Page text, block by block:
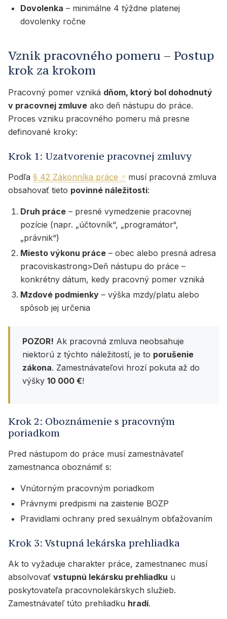
Dovolenka – minimálne 4 týždne platenej
dovolenky ročne
Vznik pracovného pomeru – Postup
krok za krokom
Pracovný pomer vzniká dňom, ktorý bol dohodnutý
v pracovnej zmluve ako deň nástupu do práce.
Proces vzniku pracovného pomeru má presne
definované kroky:
Krok 1: Uzatvorenie pracovnej zmluvy
Podľa § 42 Zákonníka práce
musí pracovná zmluva
obsahovať tieto povinné náležitosti:
Druh práce – presné vymedzenie pracovnej
pozície (napr. „účtovník“, „programátor“,
„právnik“)
Miesto výkonu práce – obec alebo presná adresa
pracoviskastrong>Deň nástupu do práce –
konkrétny dátum, kedy pracovný pomer vzniká
Mzdové podmienky – výška mzdy/platu alebo
spôsob jej určenia
POZOR! Ak pracovná zmluva neobsahuje
niektorú z týchto náležitostí, je to porušenie
zákona. Zamestnávateľovi hrozí pokuta až do
výšky 10 000 €!
Krok 2: Oboznámenie s pracovným
poriadkom
Pred nástupom do práce musí zamestnávateľ
zamestnanca oboznámiť s:
Vnútorným pracovným poriadkom
Právnymi predpismi na zaistenie BOZP
Pravidlami ochrany pred sexuálnym obťažovaním
Krok 3: Vstupná lekárska prehliadka
Ak to vyžaduje charakter práce, zamestnanec musí
absolvovať vstupnú lekársku prehliadku u
poskytovateľa pracovnolekárskych služieb.
Zamestnávateľ túto prehliadku hradí.